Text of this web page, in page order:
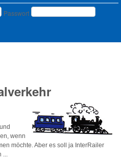
Passwort
wenn
möchte. Aber es soll ja InterRailer